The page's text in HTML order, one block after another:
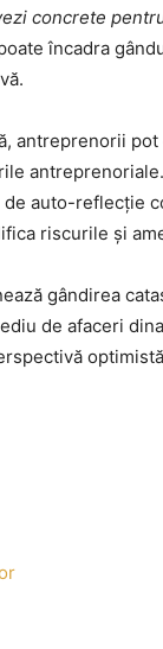
concrete
încadra
antreprenorii
auto-reflecție
riscurile și
gândirea
de afaceri